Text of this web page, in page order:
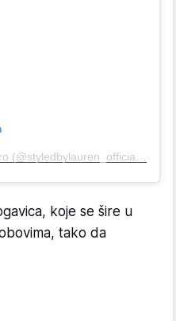
A post shared by Lauren Mauro (@styledbylauren_official)
koje se šire u
tako da